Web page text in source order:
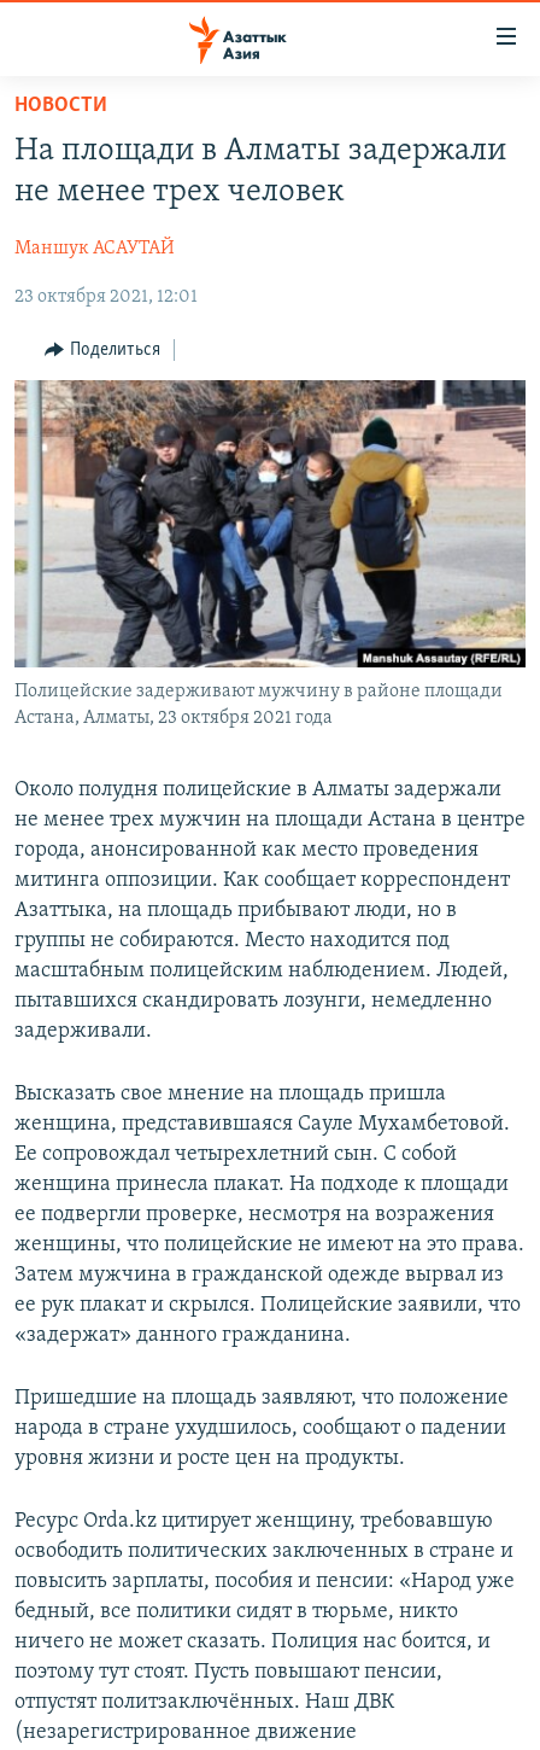
Вернуться
основному
содержанию
навигации
Вернутся
поиску
УЗБЕКИСТАН
ТАДЖИКИСТАН
ВОЙНА В УКРАИНЕ
НА ДРУГИХ ЯЗЫКАХ
ҚАЗАҚША
КЫРГЫЗЧА
ЎЗБЕКЧА
ТОҶИКӢ
TÜRKMENÇE
Все сайты РСЕ/РС
НОВОСТИ
На площади в Алматы задержали
не менее трех человек
Маншук АСАУТАЙ
23 октября 2021, 12:01
Поделиться
Полицейские задерживают мужчину в районе площади
Астана, Алматы, 23 октября 2021 года
Около полудня полицейские в Алматы задержали
не менее трех мужчин на площади Астана в центре
города, анонсированной как место проведения
митинга оппозиции. Как сообщает корреспондент
Азаттыка, на площадь прибывают люди, но в
группы не собираются. Место находится под
масштабным полицейским наблюдением. Людей,
пытавшихся скандировать лозунги, немедленно
задерживали.
Высказать свое мнение на площадь пришла
женщина, представившаяся Сауле Мухамбетовой.
Ее сопровождал четырехлетний сын. С собой
женщина принесла плакат. На подходе к площади
ее подвергли проверке, несмотря на возражения
женщины, что полицейские не имеют на это права.
Затем мужчина в гражданской одежде вырвал из
ее рук плакат и скрылся. Полицейские заявили, что
«задержат» данного гражданина.
Пришедшие на площадь заявляют, что положение
народа в стране ухудшилось, сообщают о падении
уровня жизни и росте цен на продукты.
Ресурс Orda.kz цитирует женщину, требовавшую
освободить политических заключенных в стране и
повысить зарплаты, пособия и пенсии: «Народ уже
бедный, все политики сидят в тюрьме, никто
ничего не может сказать. Полиция нас боится, и
поэтому тут стоят. Пусть повышают пенсии,
отпустят политзаключённых. Наш ДВК
(незарегистрированное движение